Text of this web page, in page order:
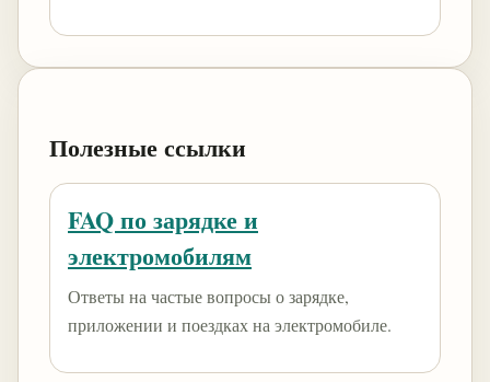
Полезные ссылки
FAQ по зарядке и
электромобилям
Ответы на частые вопросы о зарядке,
приложении и поездках на электромобиле.